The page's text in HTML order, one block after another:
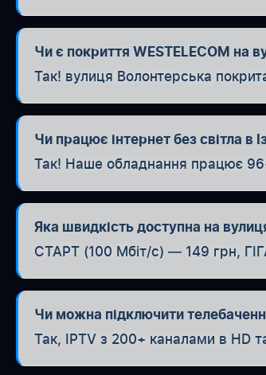
Чи є покриття WESTELECOM на
Так! вулиця Волонтерська
Чи працює інтернет без світла в
Так! Наше обладнання працює
Яка швидкість доступна на
СТАРТ (100 Мбіт/с) — 149 грн,
Чи можна підключити
Так, IPTV з 200+ каналами в HD